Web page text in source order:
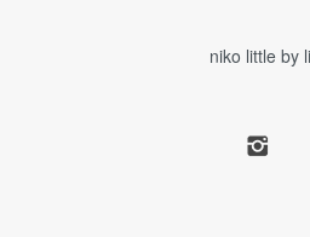
niko little by